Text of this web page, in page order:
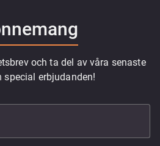
och ta del av våra senaste
special erbjudanden!